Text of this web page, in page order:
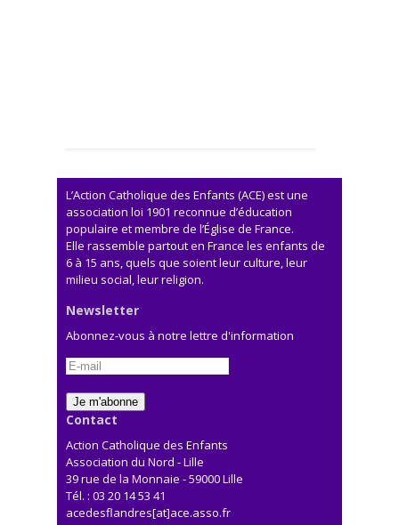
L’Action Catholique des Enfants (ACE) est une
association loi 1901 reconnue d’éducation
populaire et membre de l’Église de France.
Elle rassemble partout en France les enfants de
6 à 15 ans, quels que soient leur culture, leur
milieu social, leur religion.
Newsletter
Abonnez-vous à notre lettre d'information
Contact
Action Catholique des Enfants
Association du Nord - Lille
39 rue de la Monnaie - 59000 Lille
Tél. : 03 20 14 53 41
acedesflandres[at]ace.asso.fr